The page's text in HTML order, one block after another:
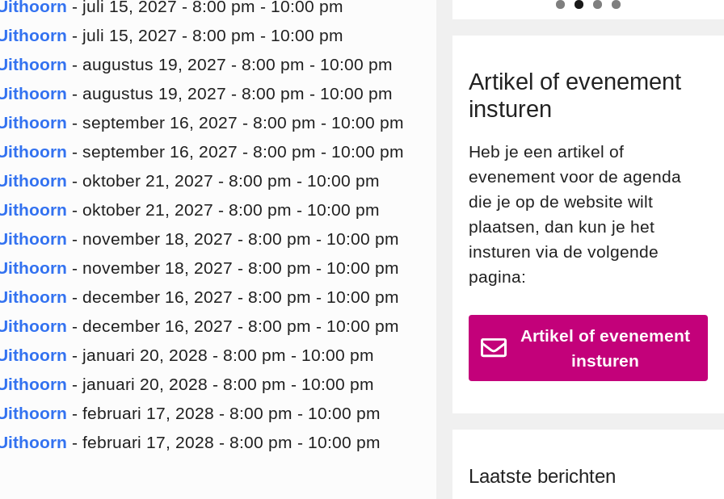
- juli 15, 2027 - 8:00 pm - 10:00 pm
- juli 15, 2027 - 8:00 pm - 10:00 pm
- augustus 19, 2027 - 8:00 pm - 10:00 pm
- augustus 19, 2027 - 8:00 pm - 10:00 pm
- september 16, 2027 - 8:00 pm - 10:00 pm
- september 16, 2027 - 8:00 pm - 10:00 pm
- oktober 21, 2027 - 8:00 pm - 10:00 pm
- oktober 21, 2027 - 8:00 pm - 10:00 pm
- november 18, 2027 - 8:00 pm - 10:00 pm
- november 18, 2027 - 8:00 pm - 10:00 pm
- december 16, 2027 - 8:00 pm - 10:00 pm
- december 16, 2027 - 8:00 pm - 10:00 pm
- januari 20, 2028 - 8:00 pm - 10:00 pm
- januari 20, 2028 - 8:00 pm - 10:00 pm
- februari 17, 2028 - 8:00 pm - 10:00 pm
- februari 17, 2028 - 8:00 pm - 10:00 pm
Artikel of evenement
insturen
Heb je een artikel of
evenement voor de agenda
die je op de website wilt
plaatsen, dan kun je het
insturen via de volgende
pagina:
Artikel of evenement
insturen
Laatste berichten